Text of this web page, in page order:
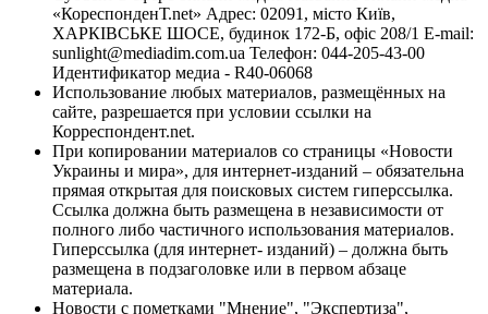
«КореспонденТ.net» Адрес: 02091, місто Київ,
ХАРКІВСЬКЕ ШОСЕ, будинок 172-Б, офіс 208/1 E-mail:
sunlight@mediadim.com.ua Телефон: 044-205-43-00
Идентификатор медиа - R40-06068
Использование любых материалов, размещённых на
сайте, разрешается при условии ссылки на
Корреспондент.net.
При копировании материалов со страницы «Новости
Украины и мира», для интернет-изданий – обязательна
прямая открытая для поисковых систем гиперссылка.
Ссылка должна быть размещена в независимости от
полного либо частичного использования материалов.
Гиперссылка (для интернет- изданий) – должна быть
размещена в подзаголовке или в первом абзаце
материала.
Новости с пометками "Мнение", "Экспертиза",